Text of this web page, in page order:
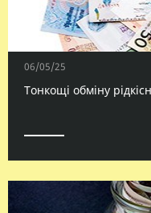
06/05/25
Тонкощі обміну